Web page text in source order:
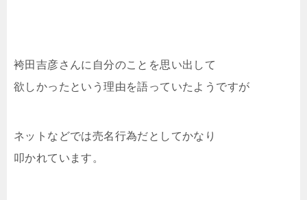
袴田吉彦さんに自分のことを思い出して
欲しかったという理由を語っていたようですが
ネットなどでは売名行為だとしてかなり
叩かれています。